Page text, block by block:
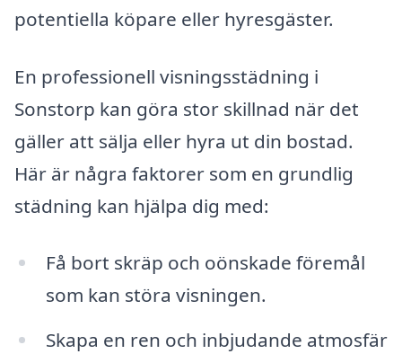
potentiella köpare eller hyresgäster.
En professionell visningsstädning i
Sonstorp kan göra stor skillnad när det
gäller att sälja eller hyra ut din bostad.
Här är några faktorer som en grundlig
städning kan hjälpa dig med:
Få bort skräp och oönskade föremål
som kan störa visningen.
Skapa en ren och inbjudande atmosfär